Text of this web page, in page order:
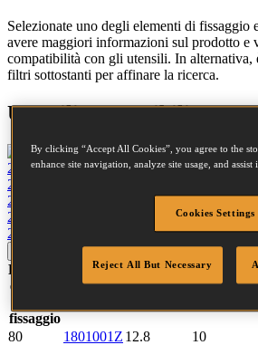
Selezionate uno degli elementi di fissaggio
avere maggiori informazioni sul prodotto e
compatibilità con gli utensili. In alternativa,
filtri sottostanti per affinare la ricerca.
Utensili compatibili
21680B-A-EVisualizza utensile
21680B-ALM-E
21680B-E
Visualizza utensile
21680B-LN-E
Visualizza utensile
21684B-E
Visualizza utensile
Azzerare
Famiglia
elementi
fissaggio
Codice
Larghezza
80
1801001Z 12.8 10
By clicking “Accept All Cookies”, you agree to the
enhance site navigation, analyze site usage, and
Cookies Settings
Reject All But Necessary